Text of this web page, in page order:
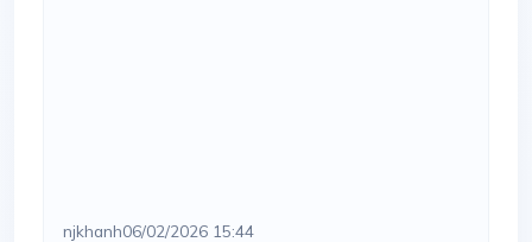
njkhanh06/02/2026 15:44